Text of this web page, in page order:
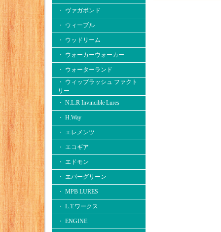
・ ヴァガボンド
・ ウィーブル
・ ウッドリーム
・ ウォーカーウォーカー
・ ウォーターランド
・ ウィップラッシュ ファクト
リー
・ N.L.R Invincible Lures
・ H.Way
・ エレメンツ
・ エコギア
・ エドモン
・ エバーグリーン
・ MPB LURES
・ L.T.ワークス
・ ENGINE